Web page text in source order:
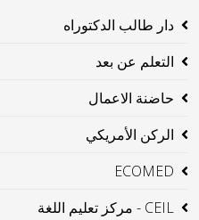
دار طالب الدكتوراه
التعلم عن بعد
حاضنة الاعمال
الركن الأمريكي
ECOMED
CEIL - مركز تعليم اللغة